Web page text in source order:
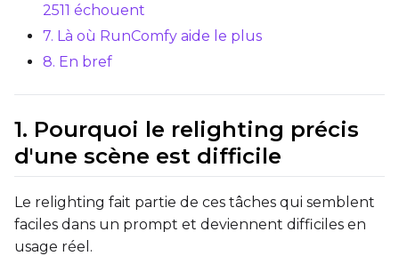
Mean Squared Error
Toggle Use EMA
Use EMA
2511 échouent
7. Là où RunComfy aide le plus
8. En bref
1. Pourquoi le relighting précis
d'une scène est difficile
Le relighting fait partie de ces tâches qui semblent
faciles dans un prompt et deviennent difficiles en
usage réel.